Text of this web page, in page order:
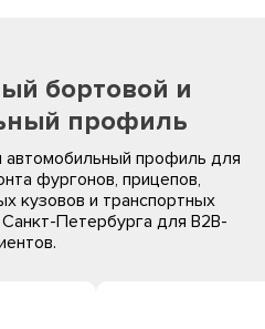
бортовой и
профиль
профиль для
фургонов, прицепов,
кузовов и транспортных
Петербурга для B2B-